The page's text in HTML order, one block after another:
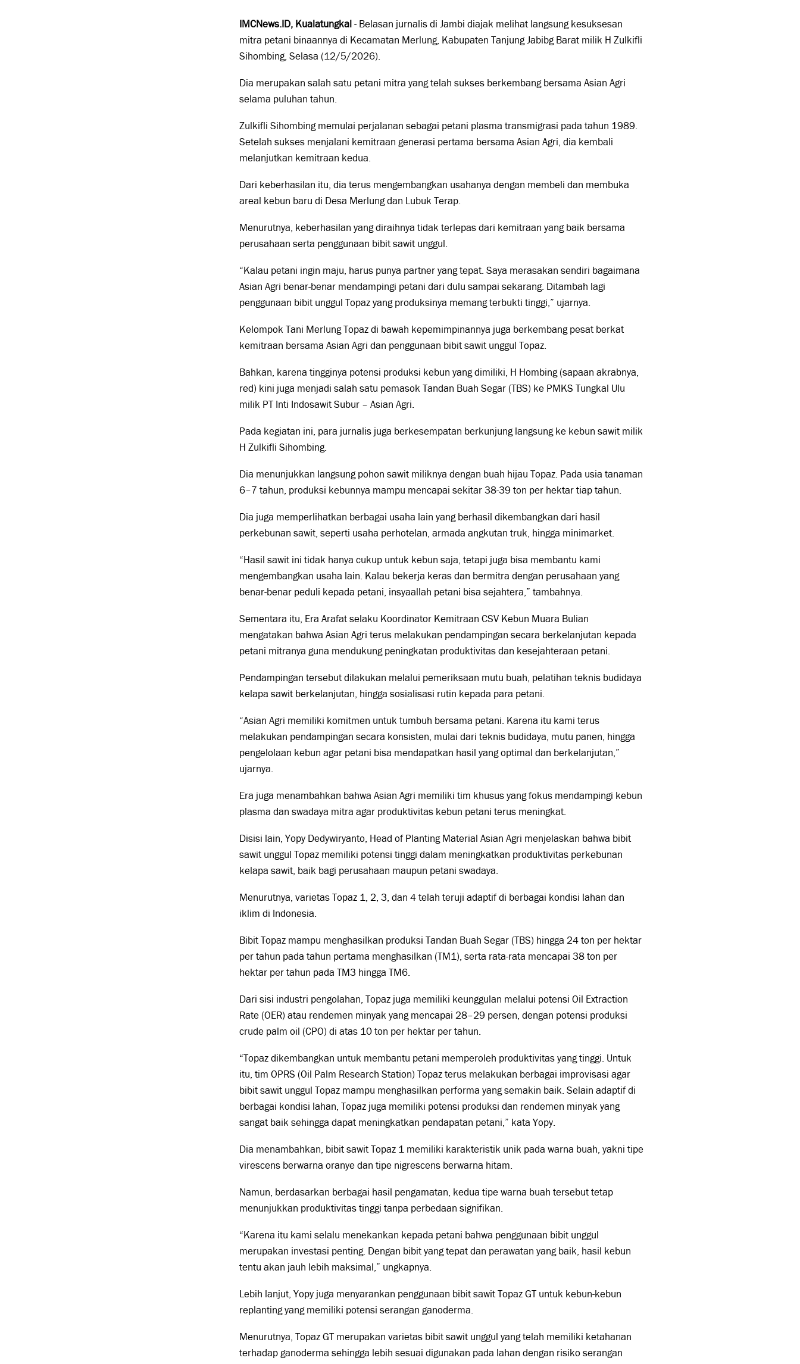
IMCNews.ID, Kualatungkal- Belasan jurnalis di Jambi diajak melihat langsung kesuksesan
mitra petani binaannya di Kecamatan Merlung, Kabupaten Tanjung Jabibg Barat milik H Zulkifli
Sihombing, Selasa (12/5/2026).
Dia merupakan salah satu petani mitra yang telah sukses berkembang bersama Asian Agri
selama puluhan tahun.
Zulkifli Sihombing memulai perjalanan sebagai petani plasma transmigrasi pada tahun 1989.
Setelah sukses menjalani kemitraan generasi pertama bersama Asian Agri, dia kembali
melanjutkan kemitraan kedua.
Dari keberhasilan itu, dia terus mengembangkan usahanya dengan membeli dan membuka
areal kebun baru di Desa Merlung dan Lubuk Terap.
Menurutnya, keberhasilan yang diraihnya tidak terlepas dari kemitraan yang baik bersama
perusahaan serta penggunaan bibit sawit unggul.
“Kalau petani ingin maju, harus punya partner yang tepat. Saya merasakan sendiri bagaimana
Asian Agri benar-benar mendampingi petani dari dulu sampai sekarang. Ditambah lagi
penggunaan bibit unggul Topaz yang produksinya memang terbukti tinggi,” ujarnya.
Kelompok Tani Merlung Topaz di bawah kepemimpinannya juga berkembang pesat berkat
kemitraan bersama Asian Agri dan penggunaan bibit sawit unggul Topaz.
Bahkan, karena tingginya potensi produksi kebun yang dimiliki, H Hombing (sapaan akrabnya,
red) kini juga menjadi salah satu pemasok Tandan Buah Segar (TBS) ke PMKS Tungkal Ulu
milik PT Inti Indosawit Subur – Asian Agri.
Pada kegiatan ini, para jurnalis juga berkesempatan berkunjung langsung ke kebun sawit milik
H Zulkifli Sihombing.
Dia menunjukkan langsung pohon sawit miliknya dengan buah hijau Topaz. Pada usia tanaman
6–7 tahun, produksi kebunnya mampu mencapai sekitar 38-39 ton per hektar tiap tahun.
Dia juga memperlihatkan berbagai usaha lain yang berhasil dikembangkan dari hasil
perkebunan sawit, seperti usaha perhotelan, armada angkutan truk, hingga minimarket.
“Hasil sawit ini tidak hanya cukup untuk kebun saja, tetapi juga bisa membantu kami
mengembangkan usaha lain. Kalau bekerja keras dan bermitra dengan perusahaan yang
benar-benar peduli kepada petani, insyaallah petani bisa sejahtera,” tambahnya.
Sementara itu, Era Arafat selaku Koordinator Kemitraan CSV Kebun Muara Bulian
mengatakan bahwa Asian Agri terus melakukan pendampingan secara berkelanjutan kepada
petani mitranya guna mendukung peningkatan produktivitas dan kesejahteraan petani.
Pendampingan tersebut dilakukan melalui pemeriksaan mutu buah, pelatihan teknis budidaya
kelapa sawit berkelanjutan, hingga sosialisasi rutin kepada para petani.
“Asian Agri memiliki komitmen untuk tumbuh bersama petani. Karena itu kami terus
melakukan pendampingan secara konsisten, mulai dari teknis budidaya, mutu panen, hingga
pengelolaan kebun agar petani bisa mendapatkan hasil yang optimal dan berkelanjutan,”
ujarnya.
Era juga menambahkan bahwa Asian Agri memiliki tim khusus yang fokus mendampingi kebun
plasma dan swadaya mitra agar produktivitas kebun petani terus meningkat.
Disisi lain, Yopy Dedywiryanto, Head of Planting Material Asian Agri menjelaskan bahwa bibit
sawit unggul Topaz memiliki potensi tinggi dalam meningkatkan produktivitas perkebunan
kelapa sawit, baik bagi perusahaan maupun petani swadaya.
Menurutnya, varietas Topaz 1, 2, 3, dan 4 telah teruji adaptif di berbagai kondisi lahan dan
iklim di Indonesia.
Bibit Topaz mampu menghasilkan produksi Tandan Buah Segar (TBS) hingga 24 ton per hektar
per tahun pada tahun pertama menghasilkan (TM1), serta rata-rata mencapai 38 ton per
hektar per tahun pada TM3 hingga TM6.
Dari sisi industri pengolahan, Topaz juga memiliki keunggulan melalui potensi Oil Extraction
Rate (OER) atau rendemen minyak yang mencapai 28–29 persen, dengan potensi produksi
crude palm oil (CPO) di atas 10 ton per hektar per tahun.
“Topaz dikembangkan untuk membantu petani memperoleh produktivitas yang tinggi. Untuk
itu, tim OPRS (Oil Palm Research Station) Topaz terus melakukan berbagai improvisasi agar
bibit sawit unggul Topaz mampu menghasilkan performa yang semakin baik. Selain adaptif di
berbagai kondisi lahan, Topaz juga memiliki potensi produksi dan rendemen minyak yang
sangat baik sehingga dapat meningkatkan pendapatan petani,” kata Yopy.
Dia menambahkan, bibit sawit Topaz 1 memiliki karakteristik unik pada warna buah, yakni tipe
virescens berwarna oranye dan tipe nigrescens berwarna hitam.
Namun, berdasarkan berbagai hasil pengamatan, kedua tipe warna buah tersebut tetap
menunjukkan produktivitas tinggi tanpa perbedaan signifikan.
“Karena itu kami selalu menekankan kepada petani bahwa penggunaan bibit unggul
merupakan investasi penting. Dengan bibit yang tepat dan perawatan yang baik, hasil kebun
tentu akan jauh lebih maksimal,” ungkapnya.
Lebih lanjut, Yopy juga menyarankan penggunaan bibit sawit Topaz GT untuk kebun-kebun
replanting yang memiliki potensi serangan ganoderma.
Menurutnya, Topaz GT merupakan varietas bibit sawit unggul yang telah memiliki ketahanan
terhadap ganoderma sehingga lebih sesuai digunakan pada lahan dengan risiko serangan